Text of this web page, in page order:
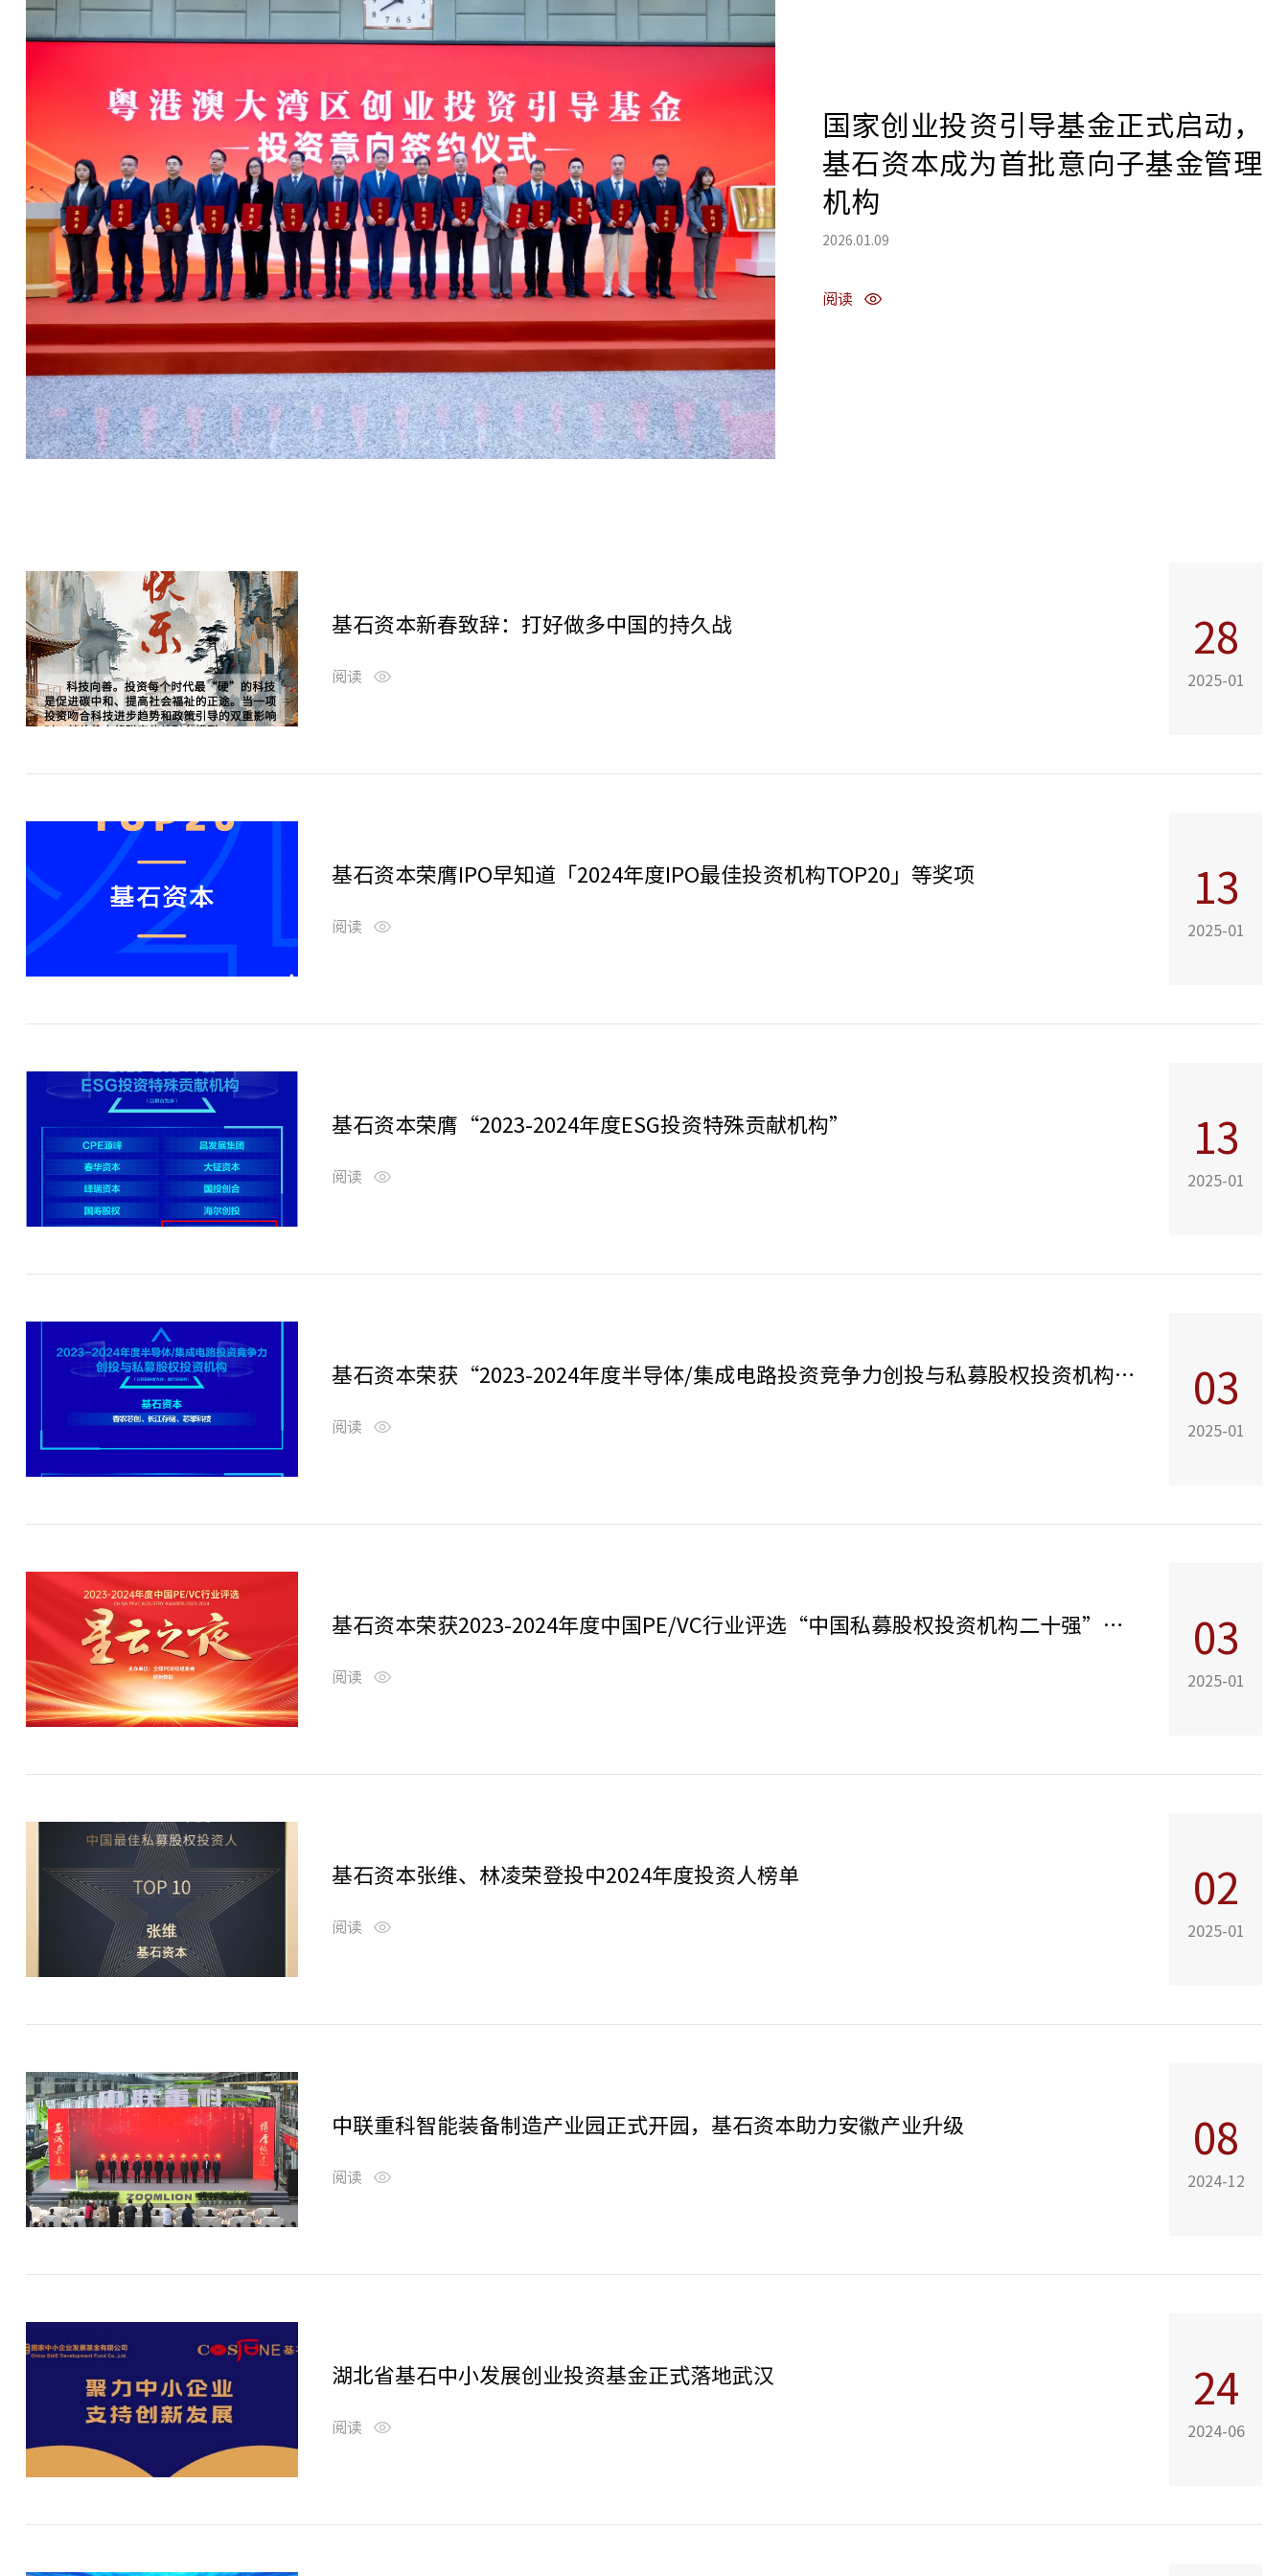
国家创业投资引导基金正式启动，
基石资本成为首批意向子基金管理
机构
2026.01.09
阅读
基石资本新春致辞：打好做多中国的持久战
阅读
28
2025-01
基石资本荣膺IPO早知道「2024年度IPO最佳投资机构TOP20」等奖项
阅读
13
2025-01
基石资本荣膺“2023-2024年度ESG投资特殊贡献机构”
阅读
13
2025-01
基石资本荣获“2023-2024年度半导体/集成电路投资竞争力创投与私募股权投资机构”等奖项
阅读
03
2025-01
基石资本荣获2023-2024年度中国PE/VC行业评选“中国私募股权投资机构二十强”等奖项
阅读
03
2025-01
基石资本张维、林凌荣登投中2024年度投资人榜单
阅读
02
2025-01
中联重科智能装备制造产业园正式开园，基石资本助力安徽产业升级
阅读
08
2024-12
湖北省基石中小发展创业投资基金正式落地武汉
阅读
24
2024-06